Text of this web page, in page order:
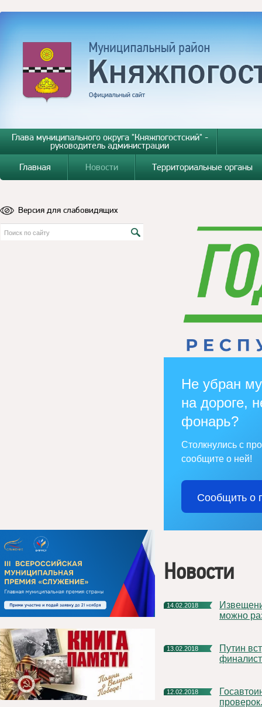
Глава муниципального округа "Княжпогостский" -
руководитель администрации
Главная
Новости Территориальные органы
Версия для слабовидящих
Не убран
на дороге,
фонарь?
Столкнулись с
сообщите о ней!
Сообщить о
Новости
14.02.2018
Извещение о продаже своей доли в праве собственности
можно
13.02.2018
Путин встретится в Москве с Аббасом, Инфантино и
12.02.2018
Госавтоинспекторы проверят водителей во время массовых
проверок.